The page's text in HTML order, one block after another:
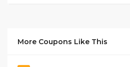
More Coupons Like This